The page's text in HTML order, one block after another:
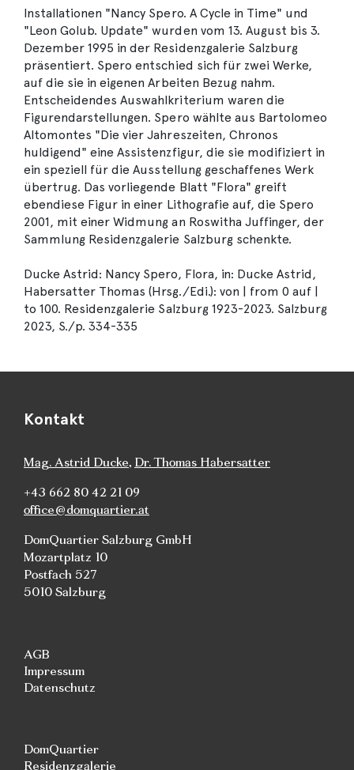
Installationen "Nancy Spero. A Cycle in Time" und
"Leon Golub. Update" wurden vom 13. August bis 3.
Dezember 1995 in der Residenzgalerie Salzburg
präsentiert. Spero entschied sich für zwei Werke,
auf die sie in eigenen Arbeiten Bezug nahm.
Entscheidendes Auswahlkriterium waren die
Figurendarstellungen. Spero wählte aus Bartolomeo
Altomontes "Die vier Jahreszeiten, Chronos
huldigend" eine Assistenzfigur, die sie modifiziert in
ein speziell für die Ausstellung geschaffenes Werk
übertrug. Das vorliegende Blatt "Flora" greift
ebendiese Figur in einer Lithografie auf, die Spero
2001, mit einer Widmung an Roswitha Juffinger, der
Sammlung Residenzgalerie Salzburg schenkte.
Ducke Astrid: Nancy Spero, Flora, in: Ducke Astrid,
Habersatter Thomas (Hrsg./Edi.): von | from 0 auf |
to 100. Residenzgalerie Salzburg 1923-2023. Salzburg
2023, S./p. 334-335
Kontakt
Mag. Astrid Ducke, Dr. Thomas Habersatter
+43 662 80 42 21 09
office@domquartier.at
DomQuartier Salzburg GmbH
Mozartplatz 10
Postfach 527
5010 Salzburg
AGB
Impressum
Datenschutz
DomQuartier
Residenzgalerie